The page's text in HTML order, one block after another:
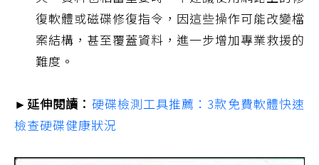
復軟體或磁碟修復指令，因這些操作可能改變檔
案結構，甚至覆蓋資料，進一步增加專業救援的
難度。
►延伸閱讀： 硬碟檢測工具推薦：3款免費軟體快速
檢查硬碟健康狀況